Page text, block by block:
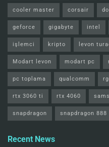
cooler master corsair
geforce gigabyte intel
işlemci kripto levon
Modart levon modart pc
pc toplama qualcomm
rtx 3060 ti rtx 4060
snapdragon snapdragon 888
Recent News